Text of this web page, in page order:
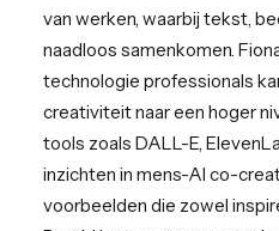
van werken, waarbij tekst,
naadloos samenkomen.
technologie professionals
creativiteit naar een hoger
tools zoals DALL-E,
inzichten in mens-AI co-
voorbeelden die zowel